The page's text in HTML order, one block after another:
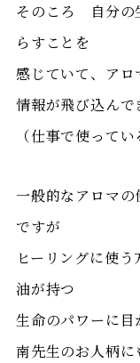
そのころ 自分の
らすことを
感じていて、ア
情報が飛び込んで
（仕事で使って
一般的なアロマ
ですが
ヒーリングに使
油が持つ
生命のパワーに目
南先生のお人柄に